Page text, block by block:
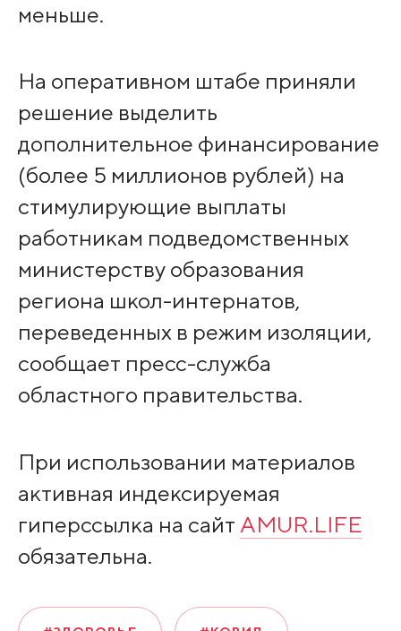
меньше.
На оперативном штабе приняли
решение выделить
дополнительное финансирование
(более 5 миллионов рублей) на
стимулирующие выплаты
работникам подведомственных
министерству образования
региона школ-интернатов,
переведенных в режим изоляции,
сообщает пресс-служба
областного правительства.
При использовании материалов
активная индексируемая
гиперссылка на сайт AMUR.LIFE
обязательна.